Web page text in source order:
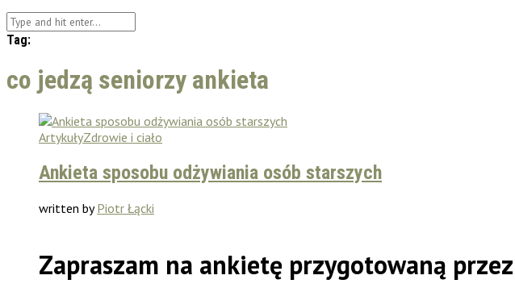
Tag:
co jedzą seniorzy ankieta
ArtykułyZdrowie i ciało
Ankieta sposobu odżywiania osób starszych
written byPiotr Łącki
Zapraszam na ankietę przygotowaną przez